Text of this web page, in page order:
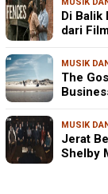
MUSIK
Di Balik
dari
MUSIK
The
MUSIK
Jerat
Shelby